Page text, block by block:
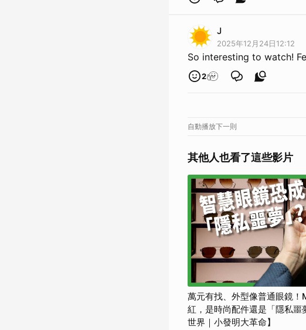
J
2025年12月24日12:12
So interesting to watch!
2
自動播放下一則
其他人也看了這些影片
萬元有找、外型像普通眼鏡
紅，是時尚配件還是「隱私噩
世界｜小發明大革命】